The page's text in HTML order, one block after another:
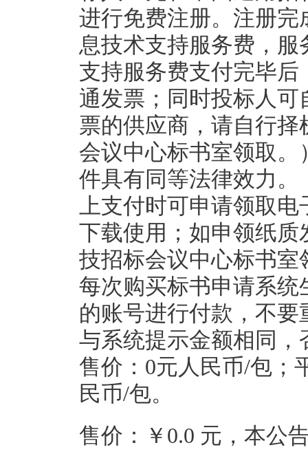
进行免费注册。注册
息技术支持服务费，服
支持服务费支付完毕
通发票；同时投标人
票的供应商，请自行
会议中心标书室领取
件具有同等法律效力。
上支付时可申请领取
下载使用；如申领纸
技招标会议中心标书室
每次购买标书申请系
的账号进行付款，不
与系统提示金额相同，
售价：0元人民币/包；
民币/包。
售价：￥0.0 元，本公